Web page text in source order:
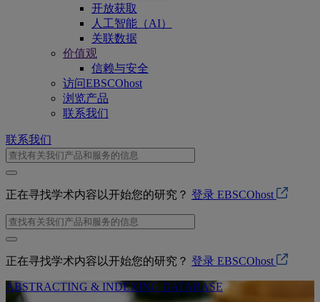
开放获取
人工智能（AI）
关联数据
价值观
信赖与安全
访问EBSCOhost
浏览产品
联系我们
联系我们
正在寻找学术内容以开始您的研究？ 登录 EBSCOhost
正在寻找学术内容以开始您的研究？ 登录 EBSCOhost
ABSTRACTING & INDEXING DATABASE